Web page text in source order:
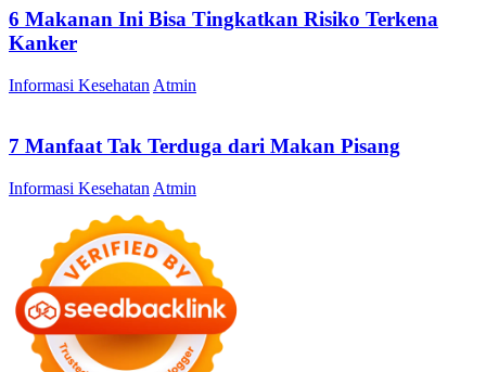
6 Makanan Ini Bisa Tingkatkan Risiko Terkena
Kanker
Informasi Kesehatan Atmin
7 Manfaat Tak Terduga dari Makan Pisang
Informasi Kesehatan Atmin